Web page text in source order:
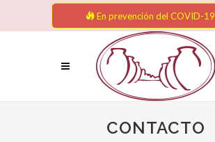
En prevención del COVID-19
CONTACTO